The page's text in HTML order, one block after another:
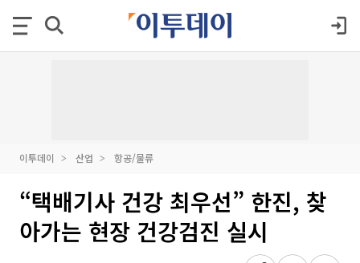
이투데이 산업 항공/물류
“택배기사 건강 최우선” 한진, 찾
아가는 현장 건강검진 실시